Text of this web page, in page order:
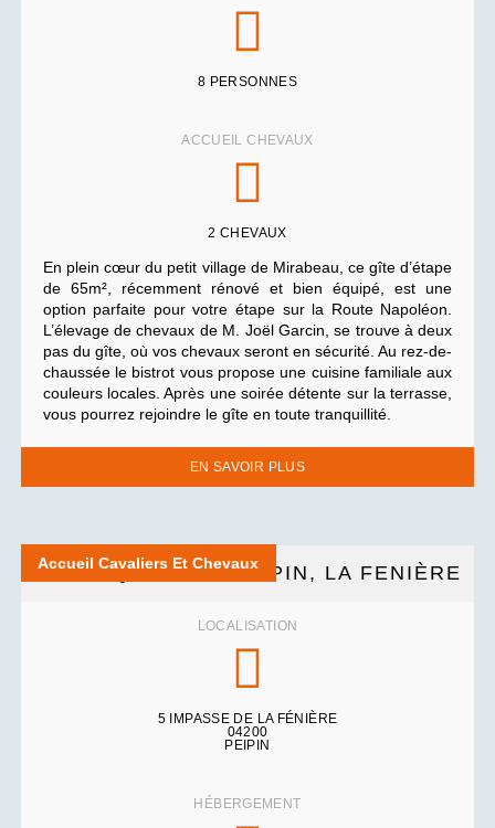
8 PERSONNES
ACCUEIL CHEVAUX
2 CHEVAUX
En plein cœur du petit village de Mirabeau, ce gîte d’étape
de 65m², récemment rénové et bien équipé, est une
option parfaite pour votre étape sur la Route Napoléon.
L’élevage de chevaux de M. Joël Garcin, se trouve à deux
pas du gîte, où vos chevaux seront en sécurité. Au rez-de-
chaussée le bistrot vous propose une cuisine familiale aux
couleurs locales. Après une soirée détente sur la terrasse,
vous pourrez rejoindre le gîte en toute tranquillité.
EN SAVOIR PLUS
Accueil Cavaliers Et Chevaux
GÎTE ÉQUESTRE PEIPIN, LA FENIÈRE
LOCALISATION
5 IMPASSE DE LA FÉNIÈRE
04200
PEIPIN
HÉBERGEMENT